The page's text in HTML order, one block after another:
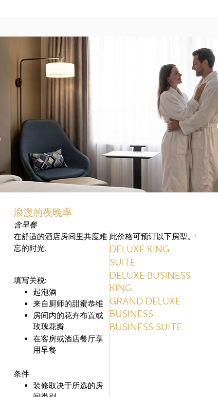
浪漫的夜晚率
含早餐
在舒适的酒店房间里共度难
忘的时光.
填写关税:
起泡酒
来自厨师的甜蜜恭维
房间内的花卉布置或
玫瑰花瓣
在客房或酒店餐厅享
用早餐
条件:
装修取决于所选的房
此价格可预订以下房型。:
DELUXE KING
SUITE
DELUXE BUSINESS
KING
GRAND DELUXE
BUSINESS
BUSINESS SUITE